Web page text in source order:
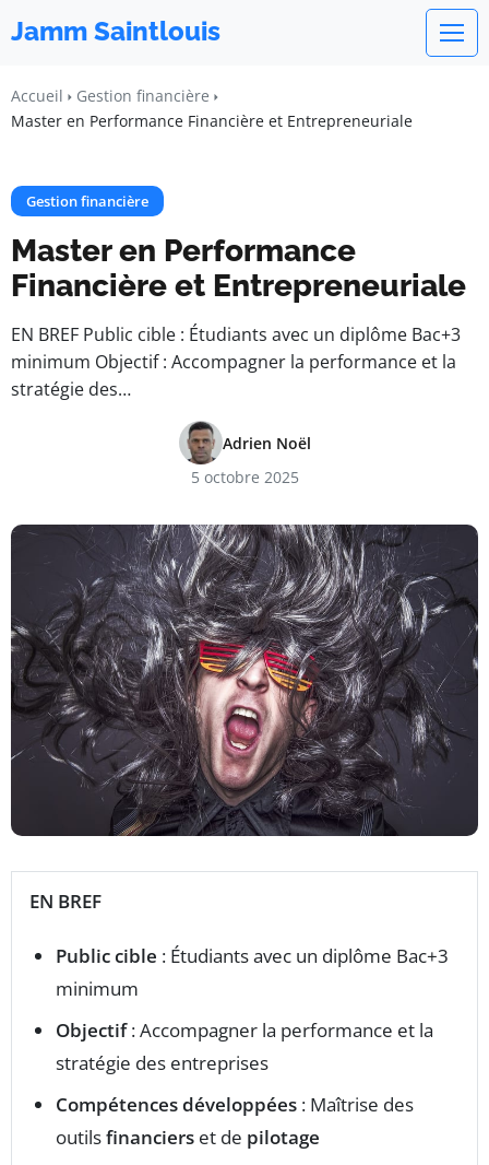
Jamm Saintlouis
Accueil
Gestion financière
Master en Performance Financière et Entrepreneuriale
Gestion financière
Master en Performance
Financière et Entrepreneuriale
EN BREF Public cible : Étudiants avec un diplôme Bac+3
minimum Objectif : Accompagner la performance et la
stratégie des…
Adrien Noël
5 octobre 2025
EN BREF
Public cible : Étudiants avec un diplôme Bac+3
minimum
Objectif: Accompagner la performance et la
stratégie des entreprises
Compétences développées : Maîtrise des
outilsfinanciers et de pilotage